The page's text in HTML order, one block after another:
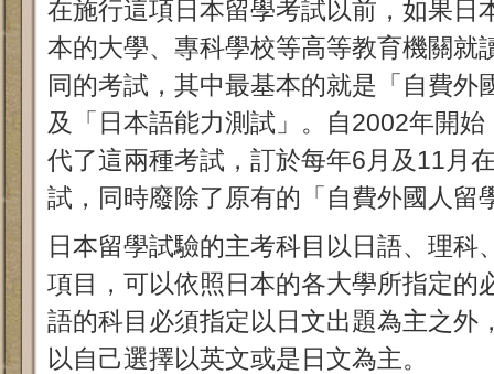
在施行這項日本留學考試以前，如果日
本的大學、專科學校等高等教育機關就
同的考試，其中最基本的就是「自費外
及「日本語能力測試」。自2002年開
代了這兩種考試，訂於每年6月及11月
試，同時廢除了原有的「自費外國人留
日本留學試驗的主考科目以日語、理科
項目，可以依照日本的各大學所指定的
語的科目必須指定以日文出題為主之外
以自己選擇以英文或是日文為主。